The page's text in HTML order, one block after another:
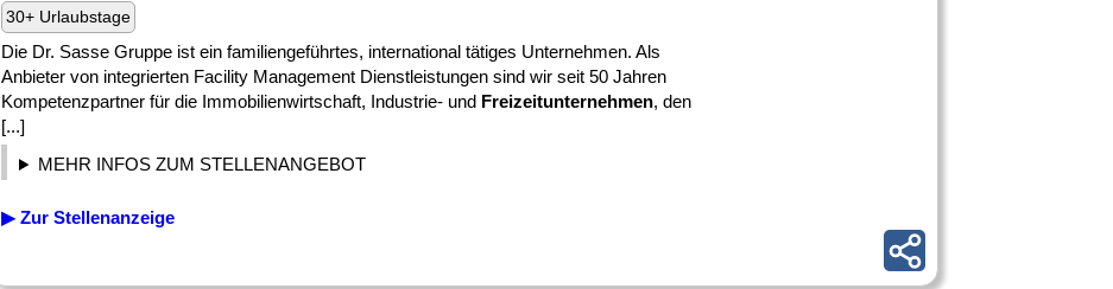
30+ Urlaubstage
Die Dr. Sasse Gruppe ist ein familiengeführtes, international tätiges Unternehmen. Als
Anbieter von integrierten Facility Management Dienstleistungen sind wir seit 50 Jahren
Kompetenzpartner für die Immobilienwirtschaft, Industrie- und Freizeitunternehmen, den
[...]
MEHR INFOS ZUM STELLENANGEBOT
▶ Zur Stellenanzeige